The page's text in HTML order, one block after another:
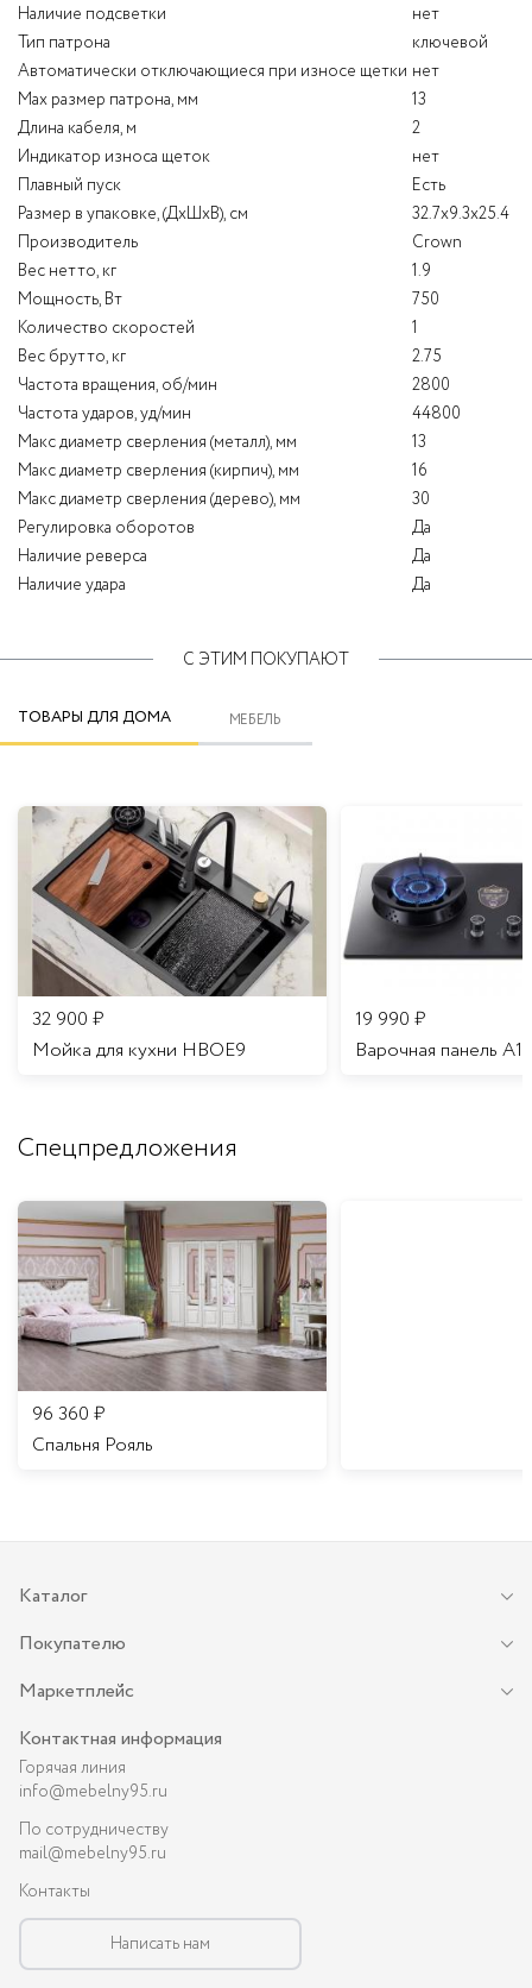
Наличие подсветки
нет
Тип патрона
ключевой
Автоматически отключающиеся при износе щетки нет
Max размер патрона, мм
13
Длина кабеля, м
2
Индикатор износа щеток
нет
Плавный пуск
Есть
Размер в упаковке, (ДхШхВ), см
32.7х9.3х25.4
Производитель
Crown
Вес нетто, кг
1.9
Мощность, Вт
750
Количество скоростей
1
Вес брутто, кг
2.75
Частота вращения, об/мин
2800
Частота ударов, уд/мин
44800
Макс диаметр сверления (металл), мм
13
Макс диаметр сверления (кирпич), мм
16
Макс диаметр сверления (дерево), мм
30
Регулировка оборотов
Да
Наличие реверса
Да
Наличие удара
Да
С ЭТИМ ПОКУПАЮТ
ТОВАРЫ ДЛЯ ДОМА МЕБЕЛЬ
32 900 ₽
Мойка для кухни HBOE9
19 990 ₽
Варочная панель A16
Спецпредложения
96 360 ₽
Спальня Рояль
Каталог
Покупателю
Маркетплейс
Контактная информация
Горячая линия
info@mebelny95.ru
По сотрудничеству
mail@mebelny95.ru
Контакты
Написать нам